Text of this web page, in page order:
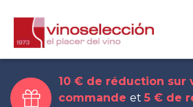
10 € de réduction sur
commande et5 € de